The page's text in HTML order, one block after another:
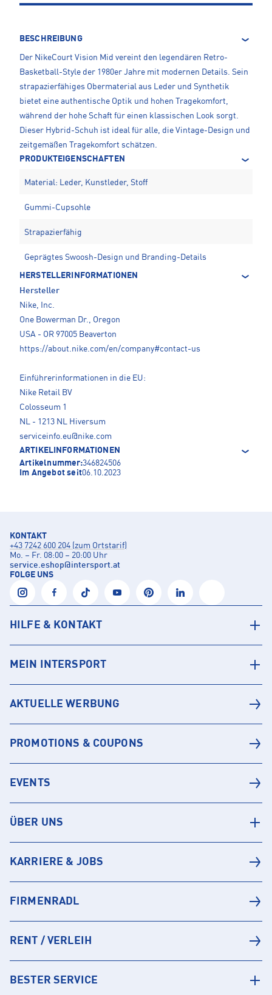
BESCHREIBUNG
Der NikeCourt Vision Mid vereint den legendären Retro-
Basketball-Style der 1980er Jahre mit modernen Details. Sein
strapazierfähiges Obermaterial aus Leder und Synthetik
bietet eine authentische Optik und hohen Tragekomfort,
während der hohe Schaft für einen klassischen Look sorgt.
Dieser Hybrid-Schuh ist ideal für alle, die Vintage-Design und
zeitgemäßen Tragekomfort schätzen.
PRODUKTEIGENSCHAFTEN
Material: Leder, Kunstleder, Stoff
Gummi-Cupsohle
Strapazierfähig
Geprägtes Swoosh-Design und Branding-Details
HERSTELLERINFORMATIONEN
Hersteller
Nike, Inc.
One Bowerman Dr., Oregon
USA - OR 97005 Beaverton
https://about.nike.com/en/company#contact-us
Einführerinformationen in die EU:
Nike Retail BV
Colosseum 1
NL - 1213 NL Hiversum
serviceinfo.eu@nike.com
ARTIKELINFORMATIONEN
Artikelnummer:346824506
Im Angebot seit06.10.2023
KONTAKT
+43 7242 600 204 (zum Ortstarif)
Mo. – Fr. 08:00 – 20:00 Uhr
service.eshop@intersport.at
FOLGE UNS
HILFE & KONTAKT
MEIN INTERSPORT
AKTUELLE WERBUNG
PROMOTIONS & COUPONS
EVENTS
ÜBER UNS
KARRIERE & JOBS
FIRMENRADL
RENT / VERLEIH
BESTER SERVICE